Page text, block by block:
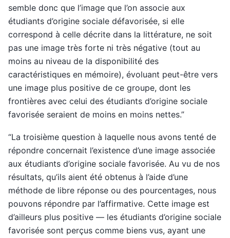
semble donc que l’image que l’on associe aux
étudiants d’origine sociale défavorisée, si elle
correspond à celle décrite dans la littérature, ne soit
pas une image très forte ni très négative (tout au
moins au niveau de la disponibilité des
caractéristiques en mémoire), évoluant peut-être vers
une image plus positive de ce groupe, dont les
frontières avec celui des étudiants d’origine sociale
favorisée seraient de moins en moins nettes.”
“La troisième question à laquelle nous avons tenté de
répondre concernait l’existence d’une image associée
aux étudiants d’origine sociale favorisée. Au vu de nos
résultats, qu’ils aient été obtenus à l’aide d’une
méthode de libre réponse ou des pourcentages, nous
pouvons répondre par l’affirmative. Cette image est
d’ailleurs plus positive — les étudiants d’origine sociale
favorisée sont perçus comme biens vus, ayant une